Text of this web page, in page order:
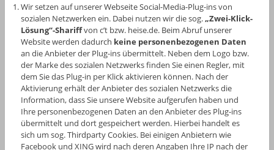
Wir setzen auf unserer Webseite Social-Media-Plug-ins von
sozialen Netzwerken ein. Dabei nutzen wir die sog.„Zwei-Klick-
Lösung“-Shariffvon c’t bzw. heise.de. Beim Abruf unserer
Website werden dadurch keine personenbezogenen Daten
an die Anbieter der Plug-ins übermittelt. Neben dem Logo bzw.
der Marke des sozialen Netzwerks finden Sie einen Regler, mit
dem Sie das Plug-in per Klick aktivieren können. Nach der
Aktivierung erhält der Anbieter des sozialen Netzwerks die
Information, dass Sie unsere Website aufgerufen haben und
Ihre personenbezogenen Daten an den Anbieter des Plug-ins
übermittelt und dort gespeichert werden. Hierbei handelt es
sich um sog. Thirdparty Cookies. Bei einigen Anbietern wie
Facebook und XING wird nach deren Angaben Ihre IP nach der